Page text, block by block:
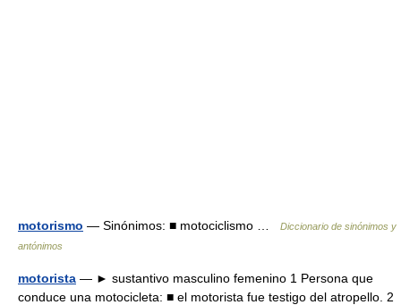
motorismo — Sinónimos: ■ motociclismo …
Diccionario de sinónimos y
antónimos
motorista — ► sustantivo masculino femenino 1 Persona que
conduce una motocicleta: ■ el motorista fue testigo del atropello. 2